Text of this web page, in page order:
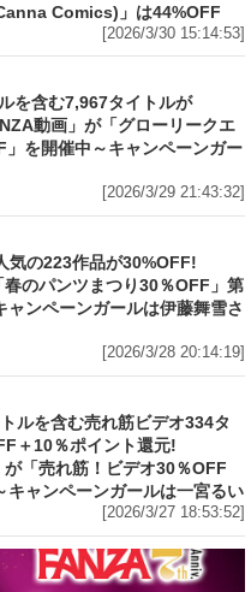
Comics)」は44%OFF
[2026/3/30 15:14:53]
を含む7,967タイトルが
動画」が「グローリークエ
」を開催中～キャンペーンガー
[2026/3/29 21:43:32]
気の223作品が30%OFF!
のパンツまつり30％OFF」第
ャンペーンガールは伊藤舞雪さ
[2026/3/28 20:14:19]
ルを含む売れ筋ビデオ334タ
＋10％ポイント還元!
が「売れ筋！ビデオ30％OFF
キャンペーンガールは一宮るい
[2026/3/27 18:53:52]